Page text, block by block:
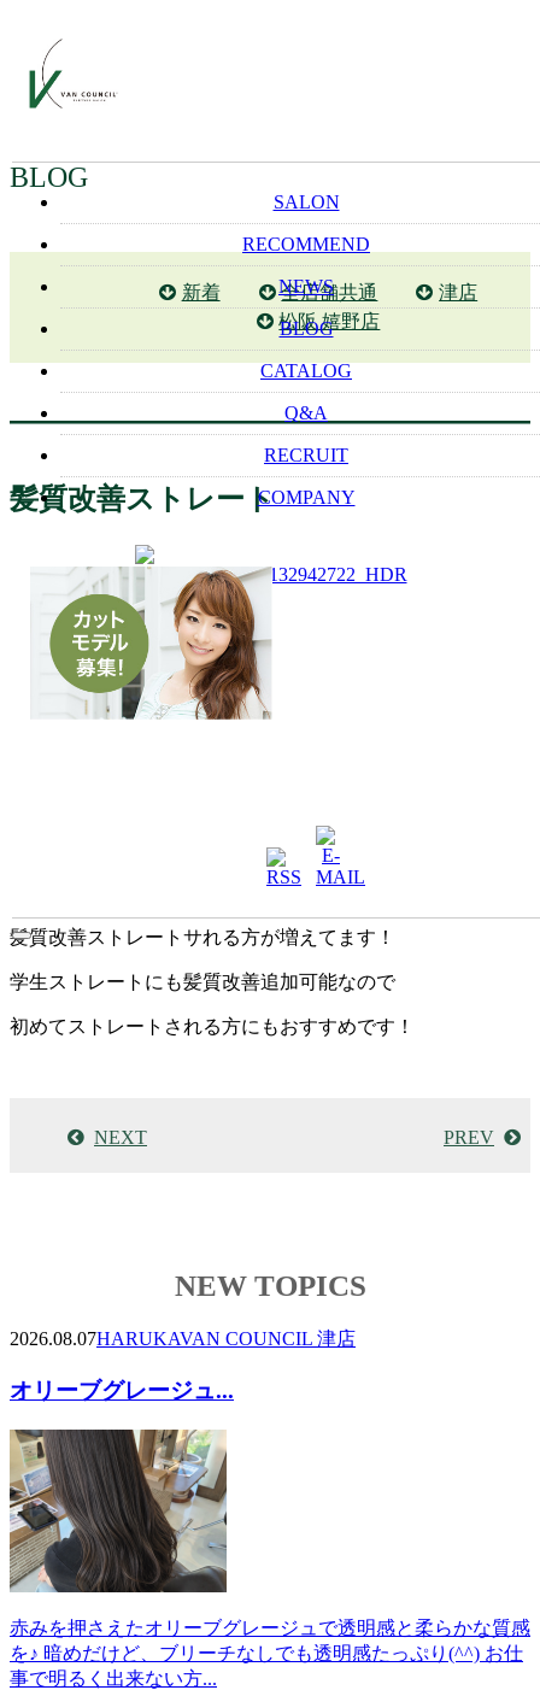
BLOG
新着 全店舗共通
津店
松阪 嬉野店
髪質改善ストレート
髪質改善ストレートサれる方が増えてます！
学生ストレートにも髪質改善追加可能なので
初めてストレートされる方にもおすすめです！
NEXT PREV
NEW TOPICS
2026.08.07HARUKAVAN COUNCIL 津店
オリーブグレージュ...
赤みを押さえたオリーブグレージュで透明感と柔らかな質感
を♪ 暗めだけど、ブリーチなしでも透明感たっぷり(^^) お仕
事で明るく出来ない方...
SALON
RECOMMEND
NEWS
BLOG
CATALOG
Q&A
RECRUIT
COMPANY